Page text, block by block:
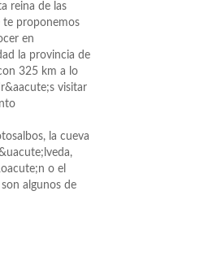
reina de las
te proponemos
en
la provincia de
325 km a lo
visitar
la cueva
o el
algunos de